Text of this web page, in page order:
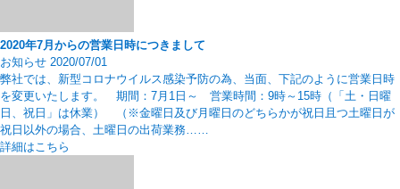
2020年7月からの営業日時につきまして
お知らせ 2020/07/01
弊社では、新型コロナウイルス感染予防の為、当面、下記のように営業日時
を変更いたします。 期間：7月1日～ 営業時間：9時～15時（「土・日曜
日、祝日」は休業） （※金曜日及び月曜日のどちらかが祝日且つ土曜日が
祝日以外の場合、土曜日の出荷業務……
詳細はこちら